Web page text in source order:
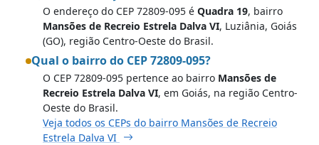
O endereço do CEP 72809-095 é Quadra 19, bairro
Mansões de Recreio Estrela Dalva VI, Luziânia, Goiás
(GO), região Centro-Oeste do Brasil.
Qual o bairro do CEP 72809-095?
O CEP 72809-095 pertence ao bairro Mansões de
Recreio Estrela Dalva VI, em Goiás, na região Centro-
Oeste do Brasil.
Veja todos os CEPs do bairro Mansões de Recreio
Estrela Dalva VI